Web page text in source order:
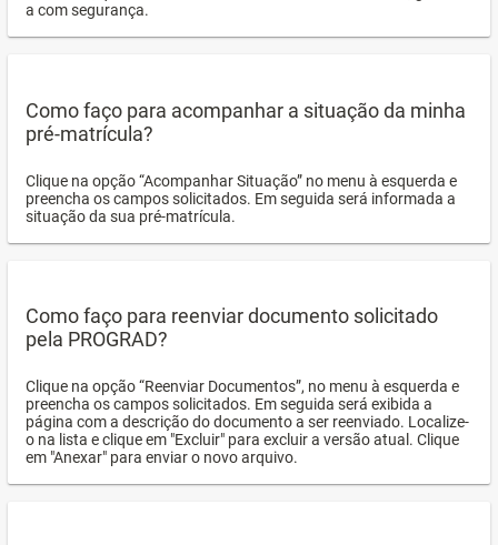
a com segurança.
Como faço para acompanhar a situação da minha
pré-matrícula?
Clique na opção “Acompanhar Situação” no menu à esquerda e
preencha os campos solicitados. Em seguida será informada a
situação da sua pré-matrícula.
Como faço para reenviar documento solicitado
pela PROGRAD?
Clique na opção “Reenviar Documentos”, no menu à esquerda e
preencha os campos solicitados. Em seguida será exibida a
página com a descrição do documento a ser reenviado. Localize-
o na lista e clique em "Excluir" para excluir a versão atual. Clique
em "Anexar" para enviar o novo arquivo.